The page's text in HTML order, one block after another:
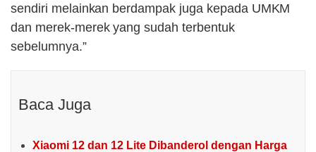
sendiri melainkan berdampak juga kepada UMKM
dan merek-merek yang sudah terbentuk
sebelumnya.”
Baca Juga
Xiaomi 12 dan 12 Lite Dibanderol dengan Harga